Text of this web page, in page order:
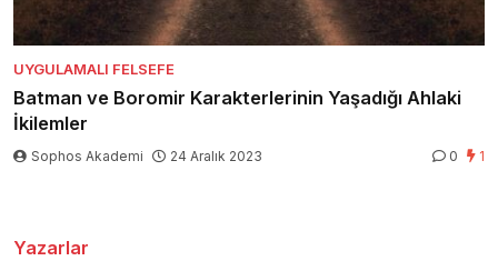
UYGULAMALI FELSEFE
Batman ve Boromir Karakterlerinin Yaşadığı Ahlaki
İkilemler
Sophos Akademi 24 Aralık 2023 0 1
Yazarlar